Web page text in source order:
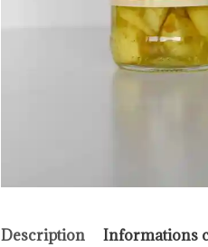
Description Informations